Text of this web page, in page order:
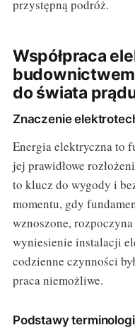
przystępną podróż.
Współpraca
do świata
Znaczenie
Energia elektryczna to
jej prawidłowe
to klucz do wygody i
momentu, gdy
wznoszone,
wyniesienie instalacji
codzienne czynności
praca niemożliwe.
Podstawy